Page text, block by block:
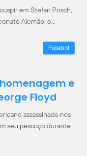
em Stefan Posch,
Alemão, o…
Futebol
e
Floyd
assassinado nos
seu pescoço durante